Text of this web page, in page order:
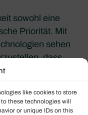
like cookies to store
these technologies will
or unique IDs on this
sowohl eine
Priorität. Mit
sehen
dass
profitieren, die
zu